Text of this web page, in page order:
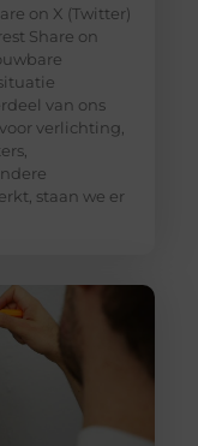
on X (Twitter)
Share on
van ons
verlichting,
staan we er